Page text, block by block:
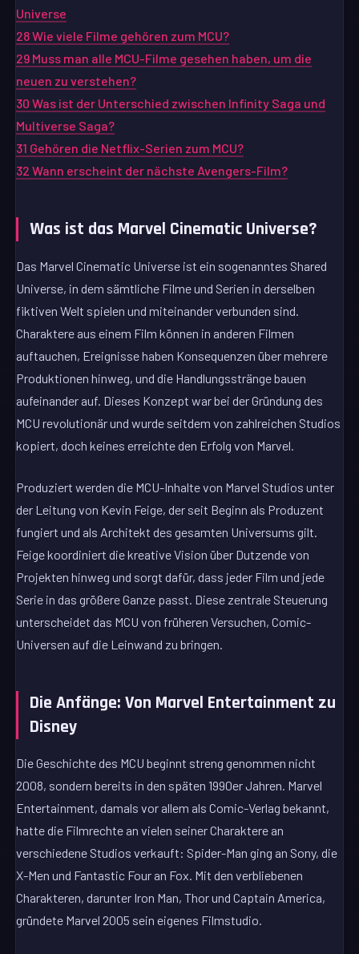
Universe
28Wie viele Filme gehören zum MCU?
29 Muss man alle MCU-Filme gesehen haben, um die
neuen zu verstehen?
30 Was ist der Unterschied zwischen Infinity Saga und
Multiverse Saga?
31 Gehören die Netflix-Serien zum MCU?
32 Wann erscheint der nächste Avengers-Film?
Was ist das Marvel Cinematic Universe?
Das Marvel Cinematic Universe ist ein sogenanntes Shared
Universe, in dem sämtliche Filme und Serien in derselben
fiktiven Welt spielen und miteinander verbunden sind.
Charaktere aus einem Film können in anderen Filmen
auftauchen, Ereignisse haben Konsequenzen über mehrere
Produktionen hinweg, und die Handlungsstränge bauen
aufeinander auf. Dieses Konzept war bei der Gründung des
MCU revolutionär und wurde seitdem von zahlreichen Studios
kopiert, doch keines erreichte den Erfolg von Marvel.
Produziert werden die MCU-Inhalte von Marvel Studios unter
der Leitung von Kevin Feige, der seit Beginn als Produzent
fungiert und als Architekt des gesamten Universums gilt.
Feige koordiniert die kreative Vision über Dutzende von
Projekten hinweg und sorgt dafür, dass jeder Film und jede
Serie in das größere Ganze passt. Diese zentrale Steuerung
unterscheidet das MCU von früheren Versuchen, Comic-
Universen auf die Leinwand zu bringen.
Die Anfänge: Von Marvel Entertainment zu
Disney
Die Geschichte des MCU beginnt streng genommen nicht
2008, sondern bereits in den späten 1990er Jahren. Marvel
Entertainment, damals vor allem als Comic-Verlag bekannt,
hatte die Filmrechte an vielen seiner Charaktere an
verschiedene Studios verkauft: Spider-Man ging an Sony, die
X-Men und Fantastic Four an Fox. Mit den verbliebenen
Charakteren, darunter Iron Man, Thor und Captain America,
gründete Marvel 2005 sein eigenes Filmstudio.